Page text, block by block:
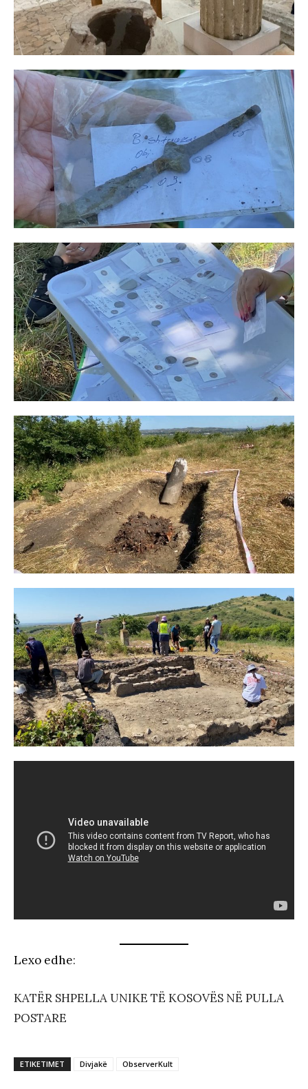
Lexo edhe:
KATËR SHPELLA UNIKE TË KOSOVËS NË PULLA
POSTARE
ETIKETIMET Divjakë ObserverKult